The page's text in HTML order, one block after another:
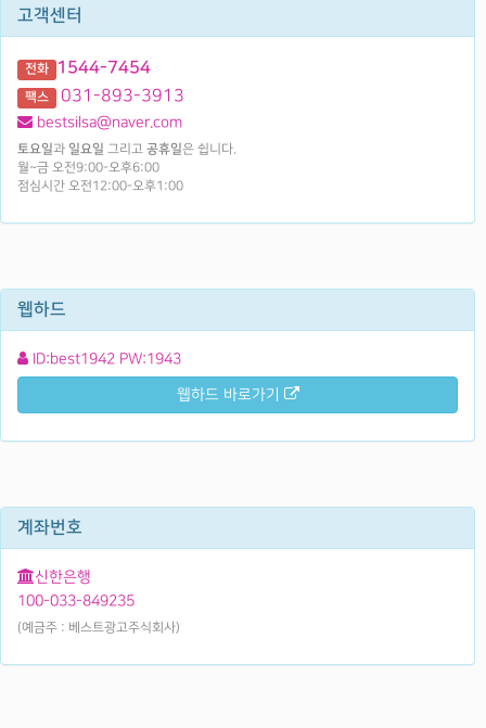
고객센터
전화 1544-7454
팩스 031-893-3913
bestsilsa@naver.com
토요일과 일요일 그리고 공휴일은 쉽니다.
월~금 오전9:00-오후6:00
점심시간 오전12:00-오후1:00
웹하드
ID:best1942 PW:1943
웹하드 바로가기
계좌번호
신한은행
100-033-849235
(예금주 : 베스트광고주식회사)